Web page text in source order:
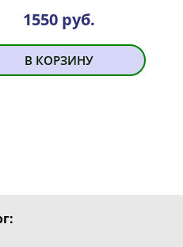
1550 руб.
В КОРЗИНУ